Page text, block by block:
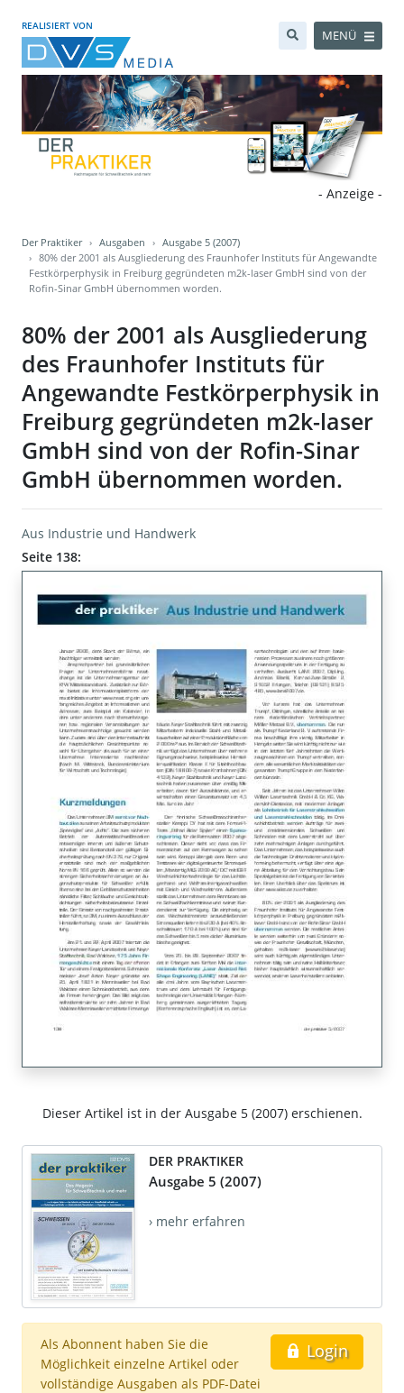
REALISIERT VON
MENÜ
- Anzeige -
Der Praktiker Ausgaben
Ausgabe 5 (2007)
80% der 2001 als Ausgliederung des Fraunhofer Instituts für Angewandte
Festkörperphysik in Freiburg gegründeten m2k-laser GmbH sind von der
Rofin-Sinar GmbH übernommen worden.
80% der 2001 als Ausgliederung
des Fraunhofer Instituts für
Angewandte Festkörperphysik in
Freiburg gegründeten m2k-laser
GmbH sind von der Rofin-Sinar
GmbH übernommen worden.
Aus Industrie und Handwerk
Seite 138:
Dieser Artikel ist in der Ausgabe 5 (2007) erschienen.
DER PRAKTIKER
Ausgabe 5 (2007)
› mehr erfahren
Login
Als Abonnent haben Sie die
Möglichkeit einzelne Artikel oder
vollständige Ausgaben als PDF-Datei